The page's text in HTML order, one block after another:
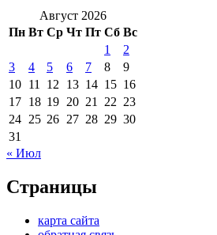
Август 2026
Пн Вт Ср Чт Пт Сб Вс
1
2
3
4 5 6 7 8
9
10 11 12 13 14 15 16
17 18 19 20 21 22 23
24 25 26 27 28 29 30
31
« Июл
Страницы
карта сайта